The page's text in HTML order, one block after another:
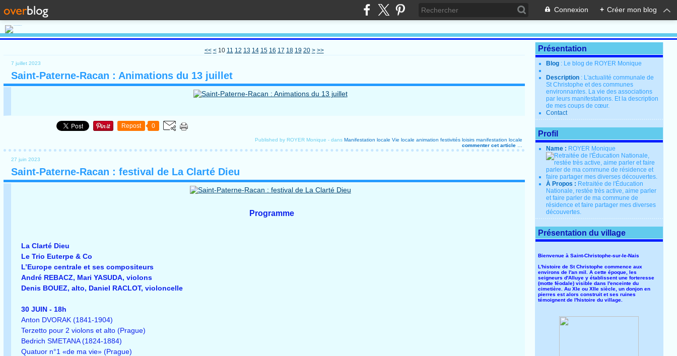
Connexion + Créer mon blog
<< < 10 11 12 13 14 15 16 17 18 19 20 > >>
7 juillet 2023
Saint-Paterne-Racan : Animations du 13 juillet
Repost 0
Published by ROYER Monique -dans Manifestation locale Vie locale animation festivités loisirs manifestation locale
commenter cet article
27 juin 2023
Saint-Paterne-Racan : festival de La Clarté Dieu
Programme
La Clarté Dieu
Le Trio Euterpe & Co
L’Europe centrale et ses compositeurs
André REBACZ, Mari YASUDA, violons
Denis BOUEZ, alto, Daniel RACLOT, violoncelle
30 JUIN - 18h
Anton DVORAK (1841-1904)
Terzetto pour 2 violons et alto (Prague)
Bedrich SMETANA (1824-1884)
Quatuor n°1 «de ma vie» (Prague)
Présentation
Blog : Le blog de ROYER Monique
Description : L'actualité communale de
St Christophe et des communes
environnantes. La vie des associations
par leurs manifestations. Et la description
de mes coups de cœur.
Contact
Profil
Name : ROYER Monique
À Propos : Retraitée de l'Éducation
Nationale, restée très active, aime parler
et faire parler de ma commune de
résidence et faire partager mes diverses
découvertes.
Présentation du village
Bienvenue à Saint-Christophe-sur-le-Nais
L'histoire de St Christophe commence aux
environs de l'an mil. A cette époque, les
seigneurs d'Alluye y établissent une forteresse
(motte féodale) visible dans l'enceinte du
cimetière. Au XIe ou XIIe siècle, un donjon en
pierres est alors construit et ses ruines
témoignent de l'histoire du village.